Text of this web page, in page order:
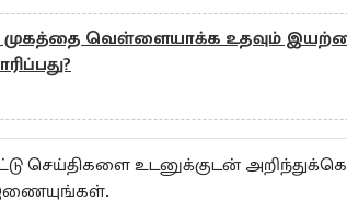
வெள்ளையாக்க உதவும் இயற்கை
செய்திகளை உடனுக்குடன்